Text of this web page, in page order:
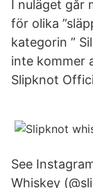
I nuläget går
för olika
kategorin ”
inte kommer
Slipknot
See
Whiskey